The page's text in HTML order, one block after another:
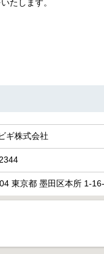
たします。
ギ株式会社
東京都 墨田区本所 1-